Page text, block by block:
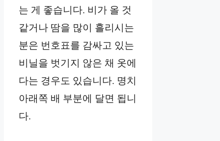
는 게 좋습니다. 비가 올 것
같거나 땀을 많이 흘리시는
분은 번호표를 감싸고 있는
비닐을 벗기지 않은 채 옷에
다는 경우도 있습니다. 명치
아래쪽 배 부분에 달면 됩니
다.